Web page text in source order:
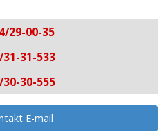
29-00-35
31-31-533
30-30-555
E-mail